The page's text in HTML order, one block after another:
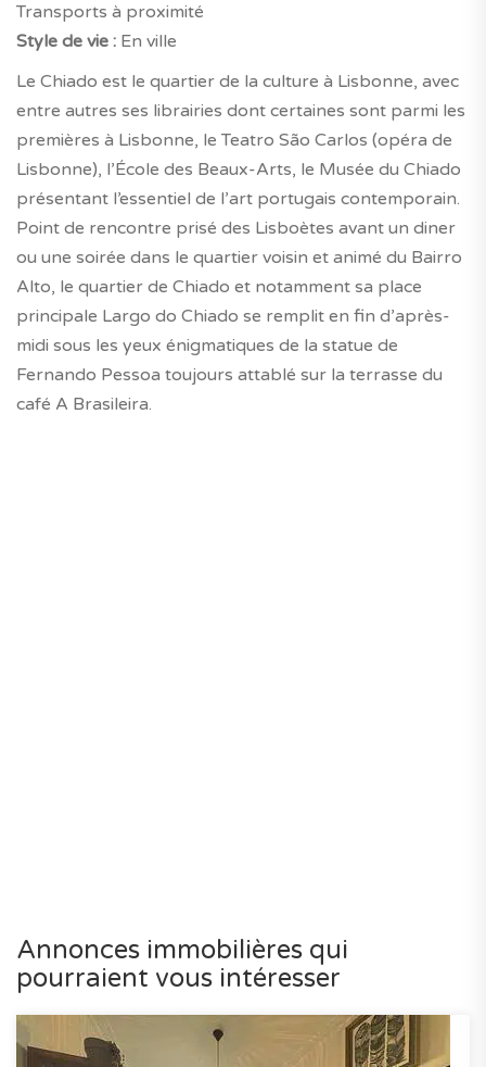
Transports à proximité
Style de vie : En ville
Le Chiado est le quartier de la culture à Lisbonne, avec
entre autres ses librairies dont certaines sont parmi les
premières à Lisbonne, le Teatro São Carlos (opéra de
Lisbonne), l’École des Beaux-Arts, le Musée du Chiado
présentant l’essentiel de l’art portugais contemporain.
Point de rencontre prisé des Lisboètes avant un diner
ou une soirée dans le quartier voisin et animé du Bairro
Alto, le quartier de Chiado et notamment sa place
principale Largo do Chiado se remplit en fin d’après-
midi sous les yeux énigmatiques de la statue de
Fernando Pessoa toujours attablé sur la terrasse du
café A Brasileira.
Annonces immobilières qui
pourraient vous intéresser